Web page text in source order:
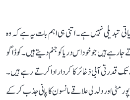
تبدیلی نہیں ہے۔ اتنی ہی اہم بات یہ ہے کہ وہ
رہے ہیں جو خود اس دریا کو جنم دیتے ہیں۔ کوڈاگو
قدرتی آبی ذخائر کا کردار ادا کرتے رہے ہیں۔
مٹی اور دلدلی علاقے مانسون کا پانی جذب کر کے